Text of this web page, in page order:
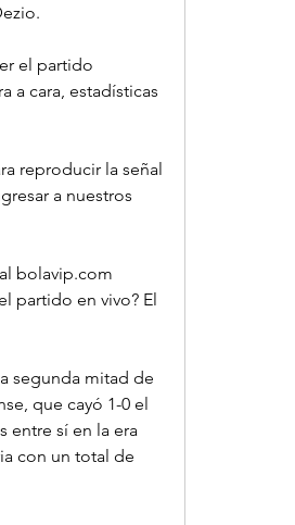
el partido
a cara, estadísticas
reproducir la señal
a nuestros
bolavip.com
partido en vivo? El
segunda mitad de
que cayó 1-0 el
entre sí en la era
con un total de